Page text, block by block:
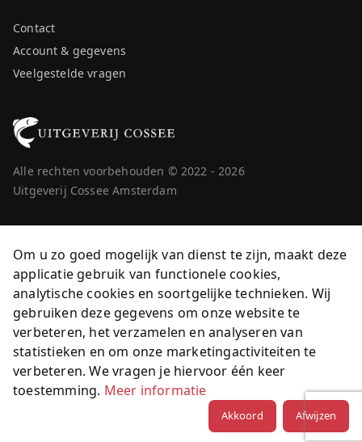
Account & gegevens
Veelgestelde vragen
Contact
Alle rechten voorbehouden © 2022 - 2026
Uitgeverij Cossee Amsterdam
Om u zo goed mogelijk van dienst te zijn, maakt deze
applicatie gebruik van functionele cookies,
analytische cookies en soortgelijke technieken. Wij
gebruiken deze gegevens om onze website te
verbeteren, het verzamelen en analyseren van
statistieken en om onze marketingactiviteiten te
verbeteren. We vragen je hiervoor één keer
toestemming. Meer informatie
Akkoord Afwijzen